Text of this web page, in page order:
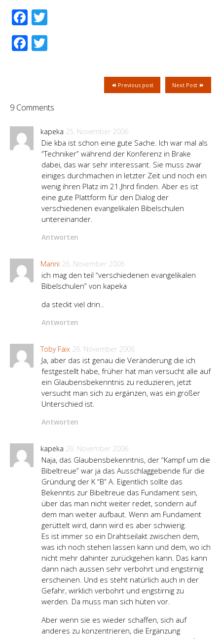
Facebook
Facebook
Next Post
Previous post
9 Comments
kapeka 25. November 2006
Die kba ist schon eine gute Sache. Ich war mal als
“Techniker” während der Konferenz in Brake
dabei, das war sehr interessant. Sie muss zwar
einiges durchmachen in letzter Zeit und noch ein
wenig ihren Platz im 21.Jhrd finden. Aber es ist
eine gute Plattform für den Dialog der
verschiedenen evangelikalen Bibelschulen
untereinander.
Antworten
Manni 26. November 2006
ich mag den teil “verschiedenen evangelikalen
Bibelschulen” von kapeka
da steckt viel drin..
Antworten
Toby Faix 26. November 2006
Ja, aber das ist genau die Veränderung die ich
festgestellt habe, früher hat man versucht alle auf
ein Glaubensbekenntnis zu reduzieren, jetzt
versucht man sich zu ergänzen, was ein großer
Unterschied ist.
Antworten
kapeka 26. November 2006
Naja, das Glaubensbekenntnis, der “Kampf um die
Bibeltreue” war ja das Ausschlaggebende für die
Gründung der K “B” A. Eigentlich sollte das
Bekenntis zur Bibeltreue das Fundament sein,
über das man nicht weiter redet, sondern auf
dem man weiter aufbaut. Wenn am Fundament
gerüttelt wird, dann wird es aber schwierig.
Es ist immer so ein Drahtseilakt zwischen dem,
was ich noch stehen lassen kann und dem, wo ich
nicht mehr dahinter zurückgehen kann. Das kann
dann nach aussen sehr verbohrt und engstirnig
erscheinen. Und es steht natürlich auch in der
Gefahr, wirklich verbohrt und engstirnig zu
werden. Da muss man sich hüten vor.
Aber wenn sie es wieder schaffen, sich auf
anderes zu konzentrieren, die Ergänzung